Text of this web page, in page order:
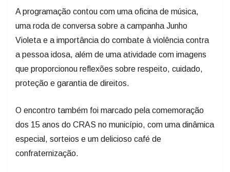
A programação contou com uma oficina de música,
uma roda de conversa sobre a campanha Junho
Violeta e a importância do combate à violência contra
a pessoa idosa, além de uma atividade com imagens
que proporcionou reflexões sobre respeito, cuidado,
proteção e garantia de direitos.
O encontro também foi marcado pela comemoração
dos 15 anos do CRAS no município, com uma dinâmica
especial, sorteios e um delicioso café de
confraternização.